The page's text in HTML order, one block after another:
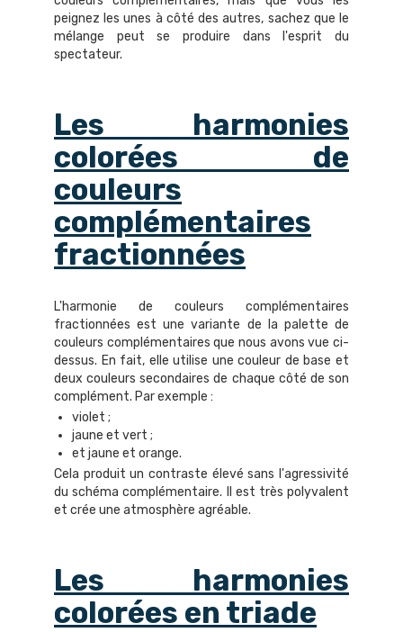
peignez les unes à côté des autres, sachez que le
mélange peut se produire dans l'esprit du
spectateur.
Les harmonies
colorées de
couleurs
complémentaires
fractionnées
L'harmonie de couleurs complémentaires
fractionnées est une variante de la palette de
couleurs complémentaires que nous avons vue ci-
dessus. En fait, elle utilise une couleur de base et
deux couleurs secondaires de chaque côté de son
complément. Par exemple :
violet ;
jaune et vert ;
et jaune et orange.
Cela produit un contraste élevé sans l'agressivité
du schéma complémentaire. Il est très polyvalent
et crée une atmosphère agréable.
Les harmonies
colorées en triade